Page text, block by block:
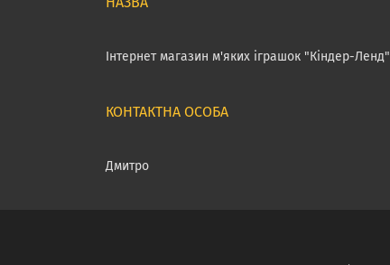
Інтернет магазин м'яких іграшок "Кіндер-Ленд"
Дмитро